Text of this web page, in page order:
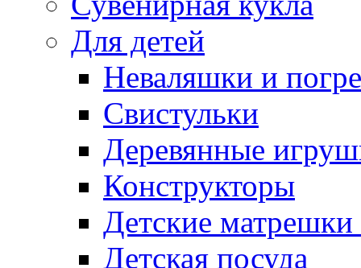
Для детей
Неваляшки и
Свистульки
Деревянные
Конструкторы
Детские
Детская посуда